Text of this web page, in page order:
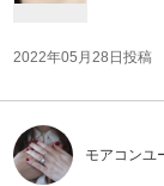
2022年05月28日投稿
モアコンユ